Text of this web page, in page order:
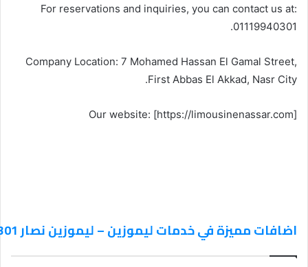
For reservations and inquiries, you can contact us at:
01119940301.
Company Location: 7 Mohamed Hassan El Gamal Street,
First Abbas El Akkad, Nasr City.
Our website: [https://limousinenassar.com]
اضافات مميزة في خدمات ليموزين – ليموزين نصار 01119940301